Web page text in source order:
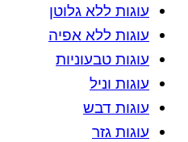
עוגות ללא גלוטן
עוגות ללא אפיה
עוגות טבעוניות
עוגות וניל
עוגות דבש
עוגות גזר